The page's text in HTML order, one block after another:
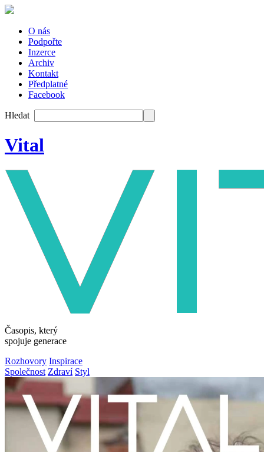
O nás
Podpořte
Inzerce
Archiv
Kontakt
Předplatné
Facebook
Hledat
Vital
Časopis, který
spojuje generace
Rozhovory Inspirace
Společnost Zdraví Styl